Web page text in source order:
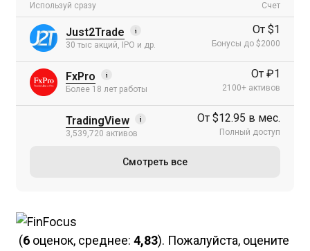
Используй сразу Счет
Just2Trade
30 тыс акций, IPO и др.
От $1
Бонусы до $2000
FxPro
Более 18 лет работы
От ₽1
2100+ активов
TradingView
3,539,720 активов
От $12.95 в мес.
Полный доступ
Смотреть все
(6 оценок, среднее: 4,83). Пожалуйста, оцените